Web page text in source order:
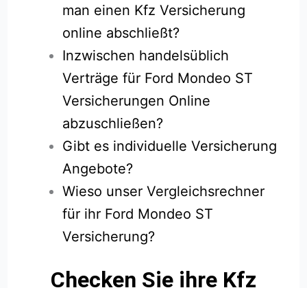
man einen Kfz Versicherung
online abschließt?
Inzwischen handelsüblich
Verträge für Ford Mondeo ST
Versicherungen Online
abzuschließen?
Gibt es individuelle Versicherung
Angebote?
Wieso unser Vergleichsrechner
für ihr Ford Mondeo ST
Versicherung?
Checken Sie ihre Kfz